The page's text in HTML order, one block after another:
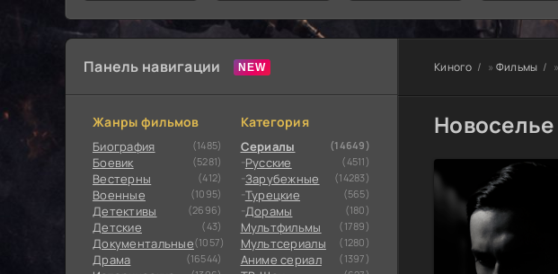
Панель навигации
Жанры фильмов
Биография (1485)
Боевик (5281)
Вестерны (412)
Военные (1095)
Детективы (2696)
Детские (43)
Документальные(1057)
Драма (16544)
Категория
Сериалы (14649)
Русские (4511)
Зарубежные (14283)
Турецкие (565)
Дорамы (180)
Мультфильмы (1789)
Мультсериалы (1280)
Аниме сериал (1397)
Киного » Фильмы